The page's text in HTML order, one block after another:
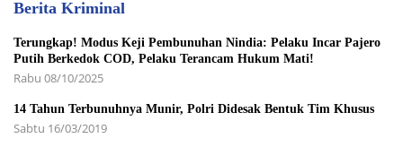
Berita Kriminal
Terungkap! Modus Keji Pembunuhan Nindia: Pelaku Incar Pajero
Putih Berkedok COD, Pelaku Terancam Hukum Mati!
Rabu 08/10/2025
14 Tahun Terbunuhnya Munir, Polri Didesak Bentuk Tim Khusus
Sabtu 16/03/2019